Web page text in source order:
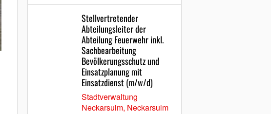
Stellvertretender
Abteilungsleiter der
Abteilung Feuerwehr inkl.
Sachbearbeitung
Bevölkerungsschutz und
Einsatzplanung mit
Einsatzdienst (m/w/d)
Stadtverwaltung
Neckarsulm, Neckarsulm